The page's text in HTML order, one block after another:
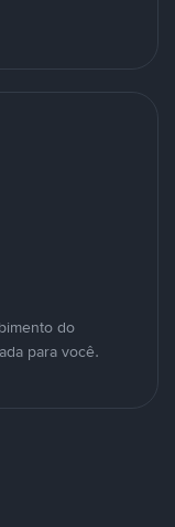
do
para você.